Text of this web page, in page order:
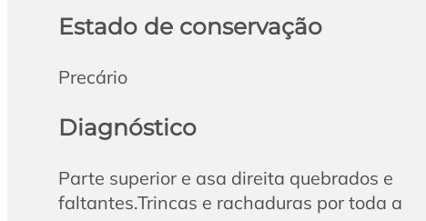
Estado de conservação
Precário
Diagnóstico
Parte superior e asa direita quebrados e
faltantes.Trincas e rachaduras por toda a